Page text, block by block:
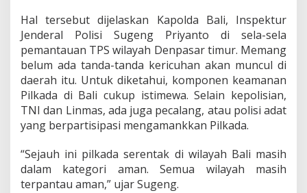
s
u
g
A
m
n
Hal tersebut dijelaskan Kapolda Bali, Inspektur
Jenderal Polisi Sugeng Priyanto di sela-sela
pemantauan TPS wilayah Denpasar timur. Memang
belum ada tanda-tanda kericuhan akan muncul di
daerah itu. Untuk diketahui, komponen keamanan
Pilkada di Bali cukup istimewa. Selain kepolisian,
TNI dan Linmas, ada juga pecalang, atau polisi adat
yang berpartisipasi mengamankkan Pilkada.
“Sejauh ini pilkada serentak di wilayah Bali masih
dalam kategori aman. Semua wilayah masih
terpantau aman,” ujar Sugeng.